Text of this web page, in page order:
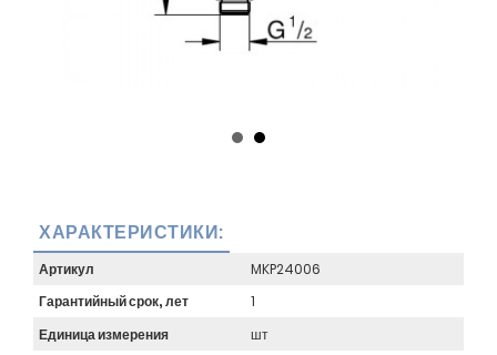
ХАРАКТЕРИСТИКИ:
Артикул
MKP24006
Гарантийный срок, лет
1
Единица измерения
шт